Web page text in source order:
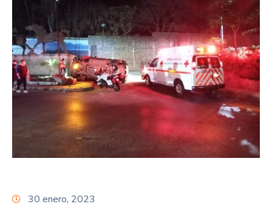
Servicios
Licitaciones
Transparencia
30 enero, 2023